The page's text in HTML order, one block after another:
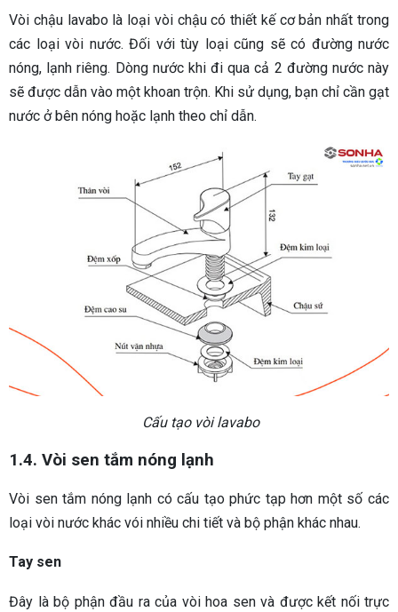
Vòi chậu lavabo là loại vòi chậu có thiết kế cơ bản nhất trong
các loại vòi nước. Đối với tùy loại cũng sẽ có đường nước
nóng, lạnh riêng. Dòng nước khi đi qua cả 2 đường nước này
sẽ được dẫn vào một khoan trộn. Khi sử dụng, bạn chỉ cần gạt
nước ở bên nóng hoặc lạnh theo chỉ dẫn.
Cấu tạo vòi lavabo
1.4. Vòi sen tắm nóng lạnh
Vòi sen tắm nóng lạnh có cấu tạo phức tạp hơn một số các
loại vòi nước khác vói nhiều chi tiết và bộ phận khác nhau.
Tay sen
Đây là bộ phận đầu ra của vòi hoa sen và được kết nối trực